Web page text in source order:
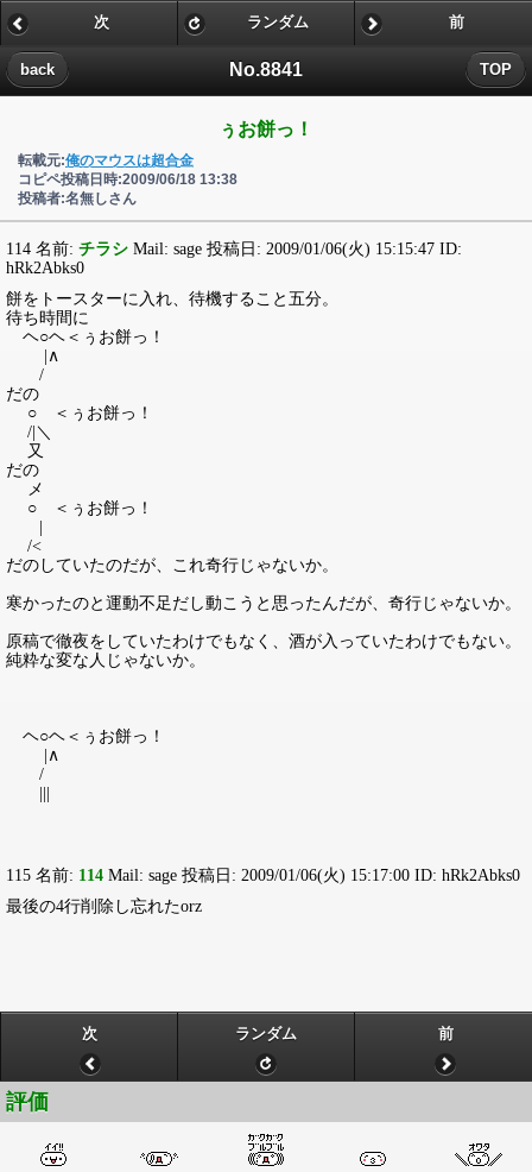
No.8841
back TOP
次 ランダム 前
ぅお餅っ！
転載元:俺のマウスは超合金
コピペ投稿日時:2009/06/18 13:38
投稿者:名無しさん
114 名前: チラシ Mail: sage 投稿日: 2009/01/06(火) 15:15:47 ID:
hRk2Abks0
餅をトースターに入れ、待機すること五分。
待ち時間に
ヘ○ヘ＜ぅお餅っ！
|∧
/
だの
○ ＜ぅお餅っ！
/|＼
又
だの
メ
○ ＜ぅお餅っ！
/<
だのしていたのだが、これ奇行じゃないか。
寒かったのと運動不足だし動こうと思ったんだが、奇行じゃないか。
原稿で徹夜をしていたわけでもなく、酒が入っていたわけでもない。
純粋な変な人じゃないか。
ヘ○ヘ＜ぅお餅っ！
|∧
/
115 名前: 114 Mail: sage 投稿日: 2009/01/06(火) 15:17:00 ID: hRk2Abks0
最後の4行削除し忘れたorz
次 ランダム 前
評価